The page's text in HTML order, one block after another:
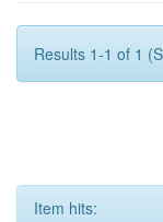
Results 1-1 of 1
Item hits: